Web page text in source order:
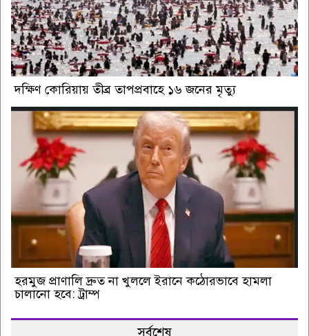
দক্ষিণ কোরিয়ায় তীব্র তাপপ্রবাহে ১৬ জনের মৃত্যু
হরমুজ প্রাণালি দ্রুত না খুললে ইরানে কঠোরভাবে হামলা
চালানো হবে: ট্রাম্প
সর্বশেষ